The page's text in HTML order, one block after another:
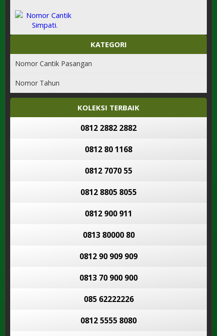
KATEGORI
Nomor Cantik Pasangan
Nomor Tahun
KOLEKSI TERBAIK
0812 2882 2882
0812 80 1168
0812 7070 55
0812 8805 8055
0812 900 911
0813 80000 80
0812 90 909 909
0813 70 900 900
085 62222226
0812 5555 8080